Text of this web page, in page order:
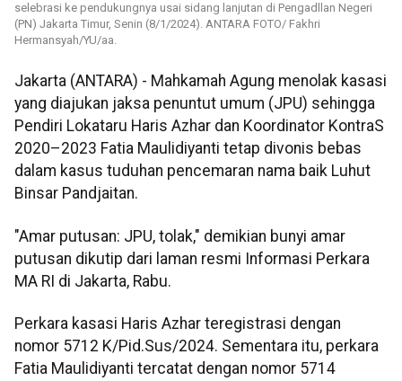
selebrasi ke pendukungnya usai sidang lanjutan di Pengadllan Negeri
(PN) Jakarta Timur, Senin (8/1/2024). ANTARA FOTO/ Fakhri
Hermansyah/YU/aa.
Jakarta (ANTARA) - Mahkamah Agung menolak kasasi
yang diajukan jaksa penuntut umum (JPU) sehingga
Pendiri Lokataru Haris Azhar dan Koordinator KontraS
2020–2023 Fatia Maulidiyanti tetap divonis bebas
dalam kasus tuduhan pencemaran nama baik Luhut
Binsar Pandjaitan.
"Amar putusan: JPU, tolak," demikian bunyi amar
putusan dikutip dari laman resmi Informasi Perkara
MA RI di Jakarta, Rabu.
Perkara kasasi Haris Azhar teregistrasi dengan
nomor 5712 K/Pid.Sus/2024. Sementara itu, perkara
Fatia Maulidiyanti tercatat dengan nomor 5714